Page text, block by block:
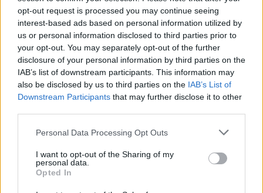
opt-out request is processed you may continue seeing
interest-based ads based on personal information utilized by
us or personal information disclosed to third parties prior to
your opt-out. You may separately opt-out of the further
disclosure of your personal information by third parties on the
IAB’s list of downstream participants. This information may
also be disclosed by us to third parties on the IAB’s List of
Downstream Participants that may further disclose it to other
Please note that this website/app uses one or more Google
not limited to your visit or usage behaviour. You may click to
grant or deny consent to Google and its third-party tags to
use your data for below specified purposes in below Google
Personal Data Processing Opt Outs
I want to opt-out of the Sharing of my
personal data.
Opted In
τραπεζικών συναλλαγών από το 2026 και δεύτερον, την
νέων ορίων για την κινητή περιουσία. Κρίνεται,
προσωπικών δεδομένων και περιουσιακών στοιχείων το
Το επόμενο διάστημα αναμένονται διευκρινίσεις για το
νέο σχήμα, ποιοι θα είναι οι ακριβείς περιορισμοί στις
στοιχεία, και πώς θα διασφαλιστεί η ορθή εφαρμογή των
ισχύουσες παροχές διατηρούνται, ενώ οι πρώτες
ενοικίου προγραμματίζονται για τον Νοέμβριο του 2025.